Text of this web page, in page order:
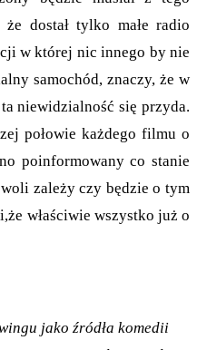
dostał tylko małe radio
w której nic innego by nie
samochód, znaczy, że w
niewidzialność się przyda.
połowie każdego filmu o
poinformowany co stanie
zależy czy będzie o tym
właściwie wszystko już o
jako źródła komedii